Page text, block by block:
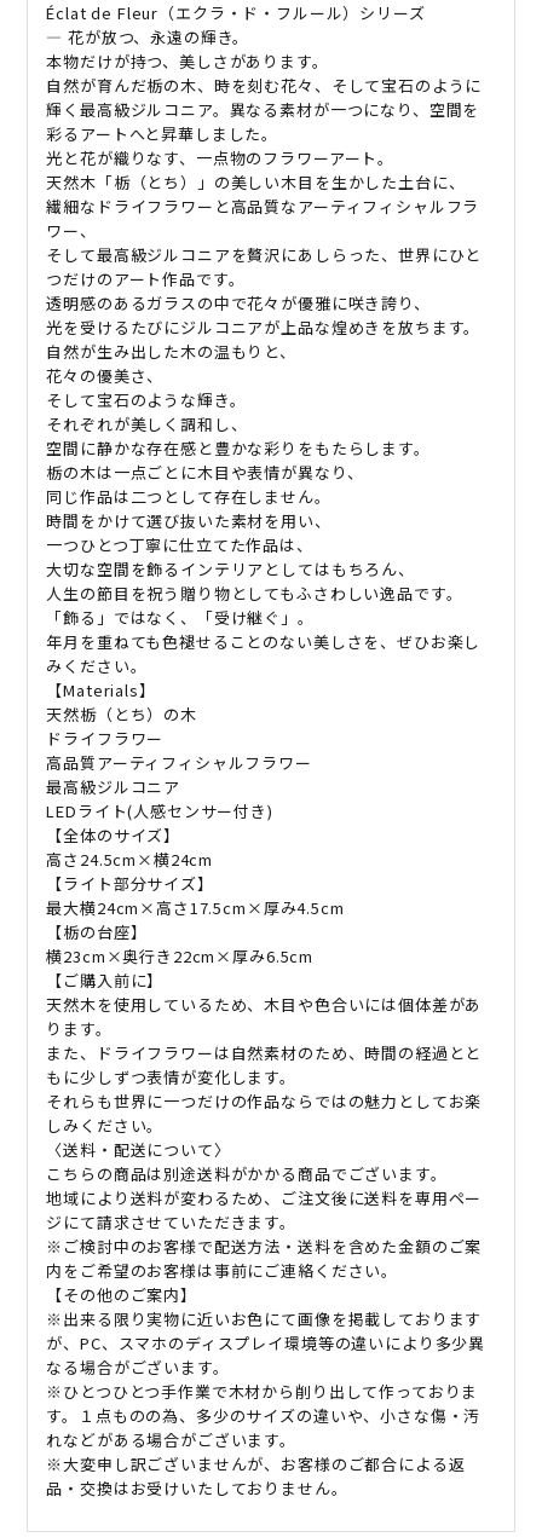
Éclat de Fleur（エクラ・ド・フルール）シリーズ
― 花が放つ、永遠の輝き。
本物だけが持つ、美しさがあります。
自然が育んだ栃の木、時を刻む花々、そして宝石のように
輝く最高級ジルコニア。異なる素材が一つになり、空間を
彩るアートへと昇華しました。
光と花が織りなす、一点物のフラワーアート。
天然木「栃（とち）」の美しい木目を生かした土台に、
繊細なドライフラワーと高品質なアーティフィシャルフラ
ワー、
そして最高級ジルコニアを贅沢にあしらった、世界にひと
つだけのアート作品です。
透明感のあるガラスの中で花々が優雅に咲き誇り、
光を受けるたびにジルコニアが上品な煌めきを放ちます。
自然が生み出した木の温もりと、
花々の優美さ、
そして宝石のような輝き。
それぞれが美しく調和し、
空間に静かな存在感と豊かな彩りをもたらします。
栃の木は一点ごとに木目や表情が異なり、
同じ作品は二つとして存在しません。
時間をかけて選び抜いた素材を用い、
一つひとつ丁寧に仕立てた作品は、
大切な空間を飾るインテリアとしてはもちろん、
人生の節目を祝う贈り物としてもふさわしい逸品です。
「飾る」ではなく、「受け継ぐ」。
年月を重ねても色褪せることのない美しさを、ぜひお楽し
みください。
【Materials】
天然栃（とち）の木
ドライフラワー
高品質アーティフィシャルフラワー
最高級ジルコニア
LEDライト(人感センサー付き)
【全体のサイズ】
高さ24.5cm×横24cm
【ライト部分サイズ】
最大横24cm×高さ17.5cm×厚み4.5cm
【栃の台座】
横23cm×奥行き22cm×厚み6.5cm
【ご購入前に】
天然木を使用しているため、木目や色合いには個体差があ
ります。
また、ドライフラワーは自然素材のため、時間の経過とと
もに少しずつ表情が変化します。
それらも世界に一つだけの作品ならではの魅力としてお楽
しみください。
〈送料・配送について〉
こちらの商品は別途送料がかかる商品でございます。
地域により送料が変わるため、ご注文後に送料を専用ペー
ジにて請求させていただきます。
※ご検討中のお客様で配送方法・送料を含めた金額のご案
内をご希望のお客様は事前にご連絡ください。
【その他のご案内】
※出来る限り実物に近いお色にて画像を掲載しております
が、PC、スマホのディスプレイ環境等の違いにより多少異
なる場合がございます。
※ひとつひとつ手作業で木材から削り出して作っておりま
す。１点ものの為、多少のサイズの違いや、小さな傷・汚
れなどがある場合がございます。
※大変申し訳ございませんが、お客様のご都合による返
品・交換はお受けいたしておりません。